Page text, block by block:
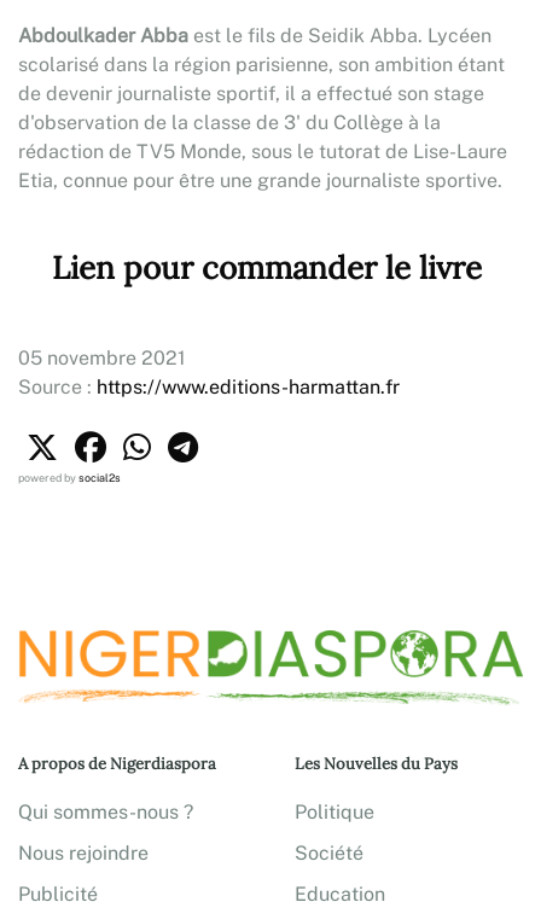
Abdoulkader Abba est le fils de Seidik Abba. Lycéen
scolarisé dans la région parisienne, son ambition étant
de devenir journaliste sportif, il a effectué son stage
d'observation de la classe de 3' du Collège à la
rédaction de TV5 Monde, sous le tutorat de Lise-Laure
Etia, connue pour être une grande journaliste sportive.
Lien pour commander le livre
05 novembre 2021
Source : https://www.editions-harmattan.fr
powered bysocial2s
A propos de Nigerdiaspora
Qui sommes-nous ?
Nous rejoindre
Publicité
Les Nouvelles du Pays
Politique
Société
Education